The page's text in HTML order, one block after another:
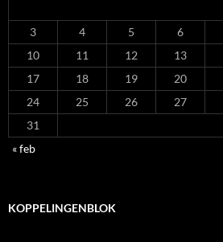
3
4 5 6
10
11 12 13
17
18 19 20
24
25 26 27
31
« feb
KOPPELINGENBLOK